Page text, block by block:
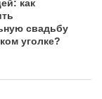
как
свадьбу
уголке?